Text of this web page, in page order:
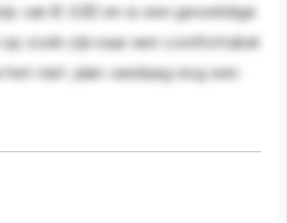
van € 630 en is een geweldige
zoek zijn naar een comfortabel
niet: plan vandaag nog een